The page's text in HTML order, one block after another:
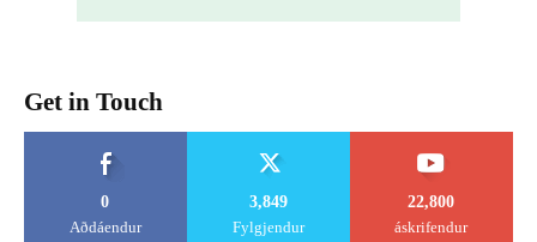
Get in Touch
0
Aðdáendur
3,849
Fylgjendur
22,800
áskrifendur